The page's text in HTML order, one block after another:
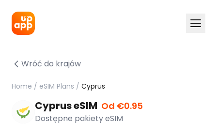
Wróć do krajów
Home / eSIM Plans / Cyprus
Cyprus eSIM Od €0.95
Dostępne pakiety eSIM